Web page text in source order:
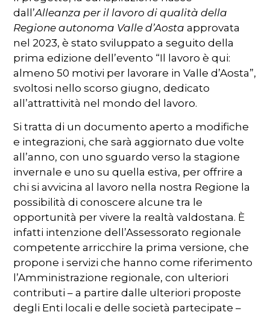
dall’Alleanza per il lavoro di qualità della
Regione autonoma Valle d’Aosta approvata
nel 2023, è stato sviluppato a seguito della
prima edizione dell’evento “Il lavoro è qui:
almeno 50 motivi per lavorare in Valle d’Aosta”,
svoltosi nello scorso giugno, dedicato
all’attrattività nel mondo del lavoro.
Si tratta di un documento aperto a modifiche
e integrazioni, che sarà aggiornato due volte
all’anno, con uno sguardo verso la stagione
invernale e uno su quella estiva, per offrire a
chi si avvicina al lavoro nella nostra Regione la
possibilità di conoscere alcune tra le
opportunità per vivere la realtà valdostana. È
infatti intenzione dell’Assessorato regionale
competente arricchire la prima versione, che
propone i servizi che hanno come riferimento
l’Amministrazione regionale, con ulteriori
contributi – a partire dalle ulteriori proposte
degli Enti locali e delle società partecipate –